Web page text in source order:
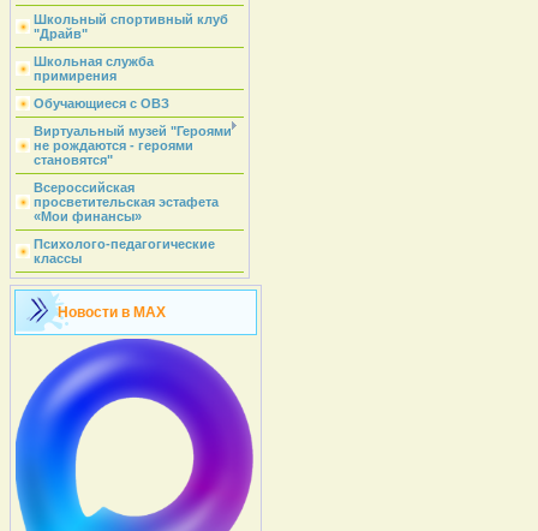
Школьный спортивный клуб
"Драйв"
Школьная служба
примирения
Обучающиеся с ОВЗ
Виртуальный музей "Героями
не рождаются - героями
становятся"
Всероссийская
просветительская эстафета
«Мои финансы»
Психолого-педагогические
классы
Новости в MAX